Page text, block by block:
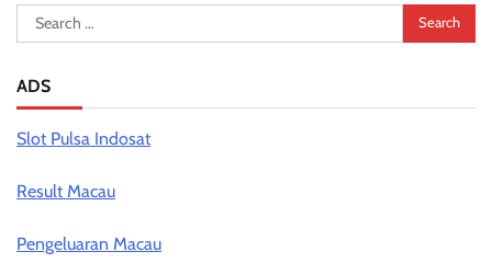
Search
for:
ADS
Slot Pulsa Indosat
Result Macau
Pengeluaran Macau